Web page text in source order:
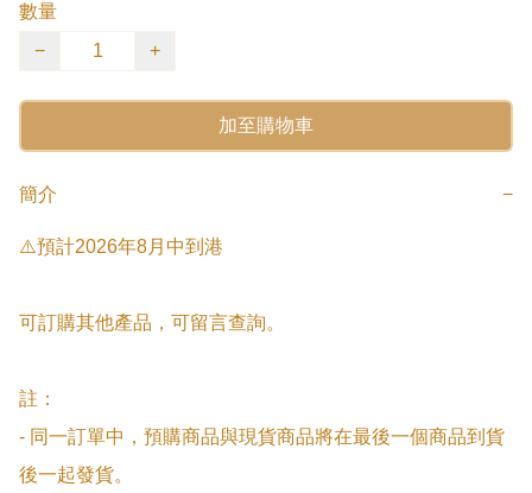
數量
−
+
加至購物車
簡介 −
⚠️預計2026年8月中到港
可訂購其他產品，可留言查詢。
註：
- 同一訂單中，預購商品與現貨商品將在最後一個商品到貨
後一起發貨。